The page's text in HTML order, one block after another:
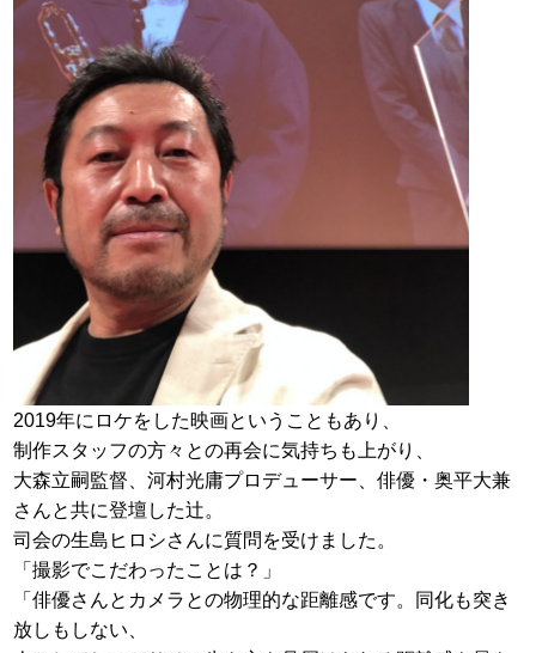
2019年にロケをした映画ということもあり、
制作スタッフの方々との再会に気持ちも上がり、
大森立嗣監督、河村光庸プロデューサー、俳優・奥平大兼
さんと共に登壇した辻。
司会の生島ヒロシさんに質問を受けました。
「撮影でこだわったことは？」
「俳優さんとカメラとの物理的な距離感です。同化も突き
放しもしない、